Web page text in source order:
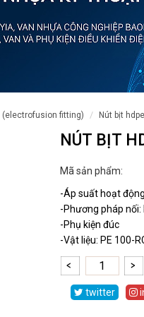
(electrofusion fitting) nút bịt
NÚT BỊT
Mã sản phẩm:
-Áp suất hoạt
-Phương pháp nối:
-Phụ kiện đúc
-Vật liệu: PE 100-
twitter